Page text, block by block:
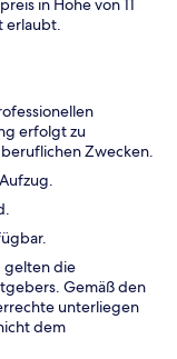
in Höhe von 11
erlaubt.
erfolgt zu
Zwecken.
gelten die
Gemäß den
unterliegen
dem